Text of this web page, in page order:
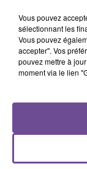
Référence de
Vous pouvez
sélectionnant les
Vous pouvez
accepter". Vos
pouvez mettre à
moment via le lien